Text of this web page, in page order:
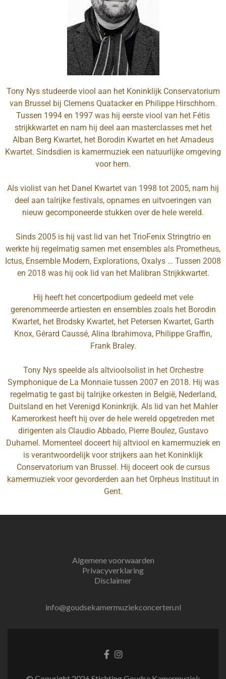
Tony Nys studeerde viool aan het Koninklijk Conservatorium
van Brussel bij Clemens Quatacker en Philippe Hirschhorn.
Tussen 1994 en 1997 was hij eerste viool van het Fétis
strijkkwartet en nam hij deel aan masterclasses met het
Alban Berg Kwartet, het Borodin Kwartet en het Amadeus
Kwartet. Sindsdien is kamermuziek een natuurlijke omgeving
voor hem.
Als violist van het Danel Kwartet van 1998 tot 2005, nam hij
deel aan talrijke festivals, opnames en uitvoeringen van
nieuw gecomponeerde stukken over de hele wereld.
Sinds 2005 is hij vast lid van het TrioFenix Stringtrio en
werkte hij regelmatig samen met ensembles als Prometheus,
Ictus, Ensemble Modern, Explorations, Oxalys … Tussen 2008
en 2018 was hij ook lid van het Malibran Strijkkwartet.
Hij heeft het concertpodium gedeeld met vele
gerenommeerde artiesten en ensembles zoals het Borodin
Kwartet, het Brodsky Kwartet, het Petersen Kwartet, Garth
Knox, Gérard Caussé, Alina Ibrahimova, Philippe Graffin,
Frank Braley.
Tony Nys speelde als altvioolsolist in het Orchestre
Symphonique de La Monnaie tussen 2007 en 2018. Hij was
regelmatig te gast bij talrijke orkesten in België, Nederland,
Duitsland en het Verenigd Koninkrijk. Als lid van het Mahler
Kamerorkest heeft hij over de hele wereld opgetreden met
dirigenten als Claudio Abbado, Pierre Boulez, Gustavo
Duhamel. Momenteel doceert hij altviool en kamermuziek en
is verantwoordelijk voor strijkers aan het Koninklijk
Conservatorium van Brussel. Hij doceert ook de cursus
kamermuziek voor gevorderden aan het Orpheus Instituut in
Gent.
Algemene voorwaarden
Privacyverklaring
Disclaimer
info@goudsekamermuziekconcerten.nl
Facebook
Instagram